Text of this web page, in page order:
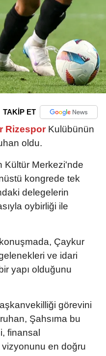
TAKİP ET
Rizespor Kulübünün
oldu.
Kültür Merkezi'nde
kongrede tek
delegelerin
oybirliği ile
Çaykur
ve idari
yapı olduğunu
görevini
Şahsıma bu
finansal
en doğru